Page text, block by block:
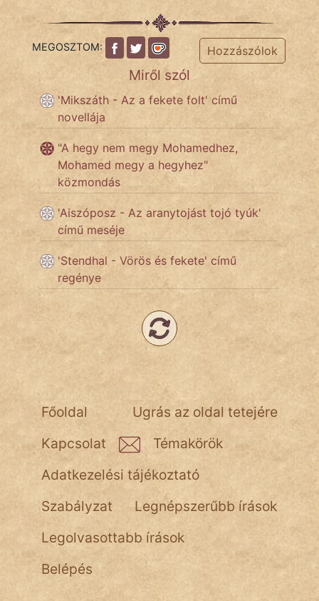
cinege
Hunor
Jób Gedeon
Láron Ádám
vörös ördög
nagyöreg
NapHold
pszichopati
Hoffer Botond
szemfüles
MEGOSZTOM: Hozzászólok
Miről szól
'Mikszáth - Az a fekete folt' című
novellája
"A hegy nem megy Mohamedhez,
Mohamed megy a hegyhez"
közmondás
'Aiszóposz - Az aranytojást tojó tyúk'
című meséje
'Stendhal - Vörös és fekete' című
regénye
Ugrás az oldal tetejére
Főoldal
Kapcsolat
Témakörök
Adatkezelési tájékoztató
Szabályzat
Legnépszerűbb írások
Legolvasottabb írások
Belépés